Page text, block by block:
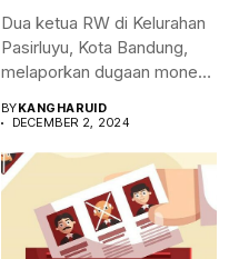
Dua ketua RW di Kelurahan
Pasirluyu, Kota Bandung,
melaporkan dugaan money
BYKANGHARUID
DECEMBER 2, 2024